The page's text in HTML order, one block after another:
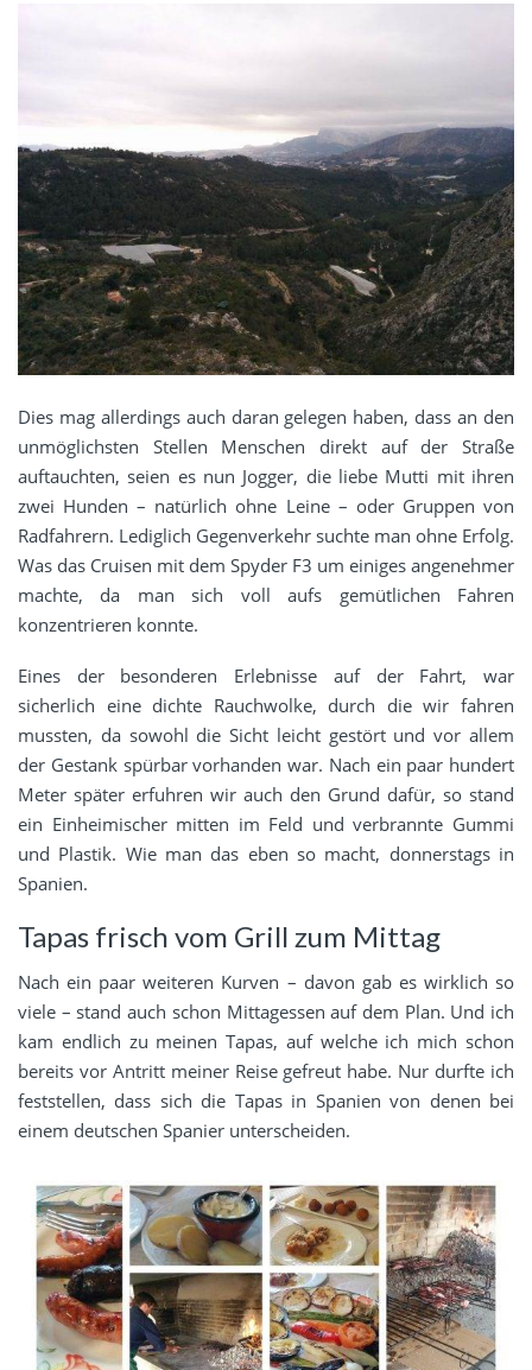
Dies mag allerdings auch daran gelegen haben, dass an den
unmöglichsten Stellen Menschen direkt auf der Straße
auftauchten, seien es nun Jogger, die liebe Mutti mit ihren
zwei Hunden – natürlich ohne Leine – oder Gruppen von
Radfahrern. Lediglich Gegenverkehr suchte man ohne Erfolg.
Was das Cruisen mit dem Spyder F3 um einiges angenehmer
machte, da man sich voll aufs gemütlichen Fahren
konzentrieren konnte.
Eines der besonderen Erlebnisse auf der Fahrt, war
sicherlich eine dichte Rauchwolke, durch die wir fahren
mussten, da sowohl die Sicht leicht gestört und vor allem
der Gestank spürbar vorhanden war. Nach ein paar hundert
Meter später erfuhren wir auch den Grund dafür, so stand
ein Einheimischer mitten im Feld und verbrannte Gummi
und Plastik. Wie man das eben so macht, donnerstags in
Spanien.
Tapas frisch vom Grill zum Mittag
Nach ein paar weiteren Kurven – davon gab es wirklich so
viele – stand auch schon Mittagessen auf dem Plan. Und ich
kam endlich zu meinen Tapas, auf welche ich mich schon
bereits vor Antritt meiner Reise gefreut habe. Nur durfte ich
feststellen, dass sich die Tapas in Spanien von denen bei
einem deutschen Spanier unterscheiden.